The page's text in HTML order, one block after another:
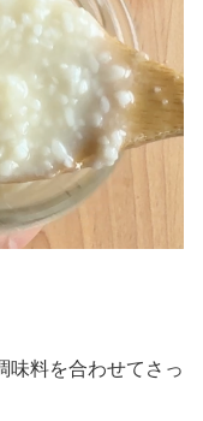
味料を合わせてさっ